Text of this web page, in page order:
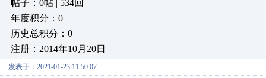
帖子：0帖 | 534回
年度积分：0
历史总积分：0
注册：2014年10月20日
发表于：2021-01-23 11:50:07